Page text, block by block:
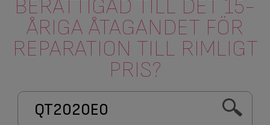
BERÄTTIGAD TILL DET 15-
ÅRIGA ÅTAGANDET FÖR
REPARATION TILL RIMLIGT
PRIS?